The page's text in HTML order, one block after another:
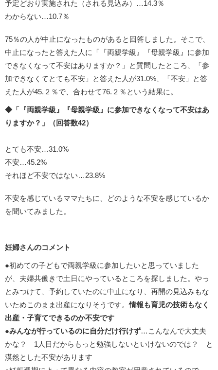
予定どおり実施された（される見込み）…14.3％
わからない…10.7％
75％の人が中止になったものがあると回答しました。そこで、
中止になったと答えた人に「『両親学級』『母親学級』に参加
できなくなって不安はありますか？」と質問したところ、「参
加できなくてとても不安」と答えた人が31.0%、「不安」と答
えた人が45.２％で、合わせて76.２％という結果に。
◆「『両親学級』『母親学級』に参加できなくなって不安はあ
りますか？」（回答数42）
とても不安…31.0%
不安…45.2%
それほど不安ではない…23.8%
不安を感じているママたちに、どのような不安を感じているか
を聞いてみました。
妊婦さんのコメント
●初めての子どもで両親学級に参加したいと思っていました
が、夫婦共働きで土日にやっているところを探しました。やっ
とみつけて、予約していたのに中止になり、再開の見込みもな
いためこのまま出産になりそうです。情報も育児の技術もなく
出産・子育てできるのか不安です
●みんなが行っているのに自分だけ行けず…こんなんで大丈夫
かな？ 1人目だからもっと勉強しないといけないのでは？ と
漠然とした不安があります